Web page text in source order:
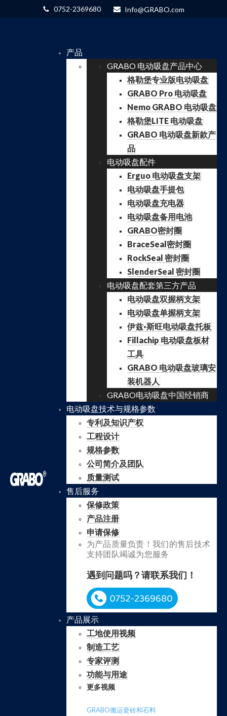
0752-2369680 Info@GRABO.com
产品
GRABO 电动吸盘产品中心
格勒堡专业版电动吸盘
GRABO Pro 电动吸盘
Nemo GRABO 电动吸盘
格勒堡LITE 电动吸盘
GRABO 电动吸盘新款产
品
电动吸盘配件
Erguo 电动吸盘支架
电动吸盘手提包
电动吸盘充电器
电动吸盘备用电池
GRABO密封圈
BraceSeal密封圈
RockSeal 密封圈
SlenderSeal 密封圈
电动吸盘配套第三方产品
电动吸盘双握柄支架
电动吸盘单握柄支架
伊兹·斯旺电动吸盘托板
Fillachip 电动吸盘板材
工具
GRABO 电动吸盘玻璃安
装机器人
GRABO电动吸盘中国经销商
电动吸盘技术与规格参数
专利及知识产权
工程设计
规格参数
公司简介及团队
质量测试
售后服务
保修政策
产品注册
申请保修
为产品质量负责！我们的售后技术
支持团队竭诚为您服务
遇到问题吗？请联系我们！
产品展示
工地使用视频
制造工艺
专家评测
功能与用途
更多视频
GRABO搬运瓷砖和石料